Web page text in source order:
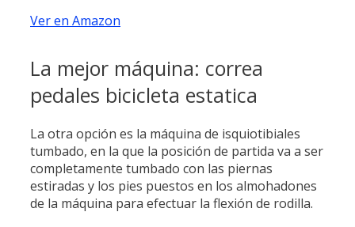
Ver en Amazon
La mejor máquina: correa
pedales bicicleta estatica
La otra opción es la máquina de isquiotibiales
tumbado, en la que la posición de partida va a ser
completamente tumbado con las piernas
estiradas y los pies puestos en los almohadones
de la máquina para efectuar la flexión de rodilla.